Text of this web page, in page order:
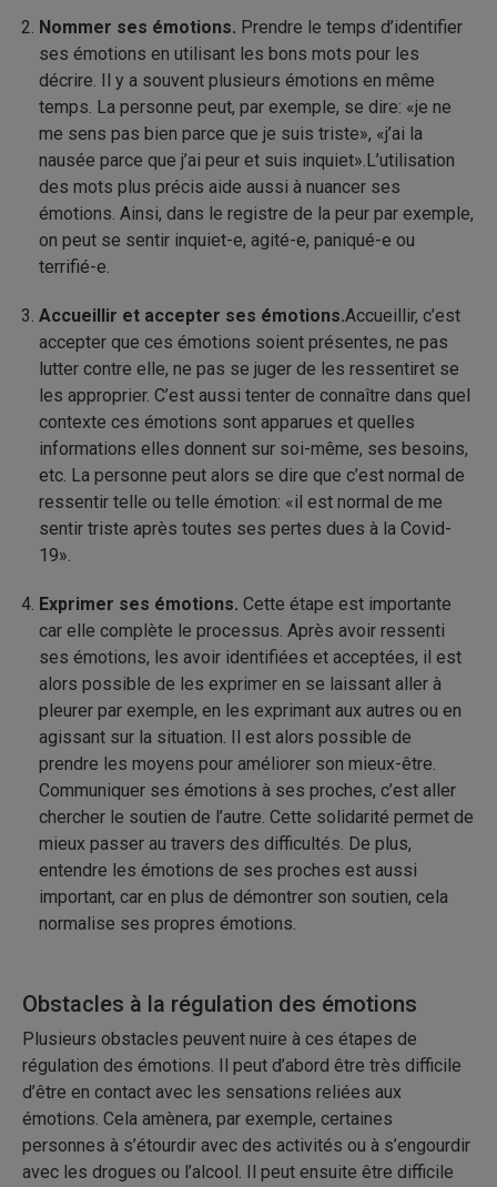
Nommer ses émotions. Prendre le temps d’identifier
ses émotions en utilisant les bons mots pour les
décrire. Il y a souvent plusieurs émotions en même
temps. La personne peut, par exemple, se dire: «je ne
me sens pas bien parce que je suis triste», «j’ai la
nausée parce que j’ai peur et suis inquiet».L’utilisation
des mots plus précis aide aussi à nuancer ses
émotions. Ainsi, dans le registre de la peur par exemple,
on peut se sentir inquiet-e, agité-e, paniqué-e ou
terrifié-e.
Accueillir et accepter ses émotions.Accueillir, c’est
accepter que ces émotions soient présentes, ne pas
lutter contre elle, ne pas se juger de les ressentiret se
les approprier. C’est aussi tenter de connaître dans quel
contexte ces émotions sont apparues et quelles
informations elles donnent sur soi-même, ses besoins,
etc. La personne peut alors se dire que c’est normal de
ressentir telle ou telle émotion: «il est normal de me
sentir triste après toutes ses pertes dues à la Covid-
19».
Exprimer ses émotions. Cette étape est importante
car elle complète le processus. Après avoir ressenti
ses émotions, les avoir identifiées et acceptées, il est
alors possible de les exprimer en se laissant aller à
pleurer par exemple, en les exprimant aux autres ou en
agissant sur la situation. Il est alors possible de
prendre les moyens pour améliorer son mieux-être.
Communiquer ses émotions à ses proches, c’est aller
chercher le soutien de l’autre. Cette solidarité permet de
mieux passer au travers des difficultés. De plus,
entendre les émotions de ses proches est aussi
important, car en plus de démontrer son soutien, cela
normalise ses propres émotions.
Obstacles à la régulation des émotions
Plusieurs obstacles peuvent nuire à ces étapes de
régulation des émotions. Il peut d’abord être très difficile
d’être en contact avec les sensations reliées aux
émotions. Cela amènera, par exemple, certaines
personnes à s’étourdir avec des activités ou à s’engourdir
avec les drogues ou l’alcool. Il peut ensuite être difficile